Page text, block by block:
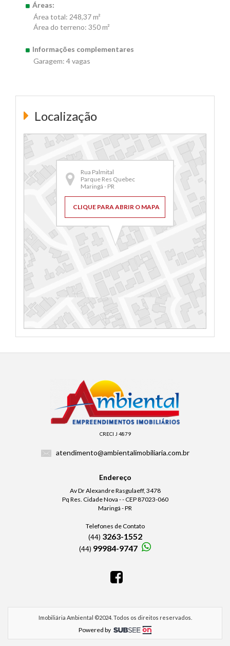
Áreas:
Área total: 248,37 m²
Área do terreno: 350 m²
Informações complementares
Garagem: 4 vagas
Localização
Rua Palmital
Parque Res Quebec
Maringá - PR
CLIQUE PARA ABRIR O MAPA
CRECI J 4879
atendimento@ambientalimobiliaria.com.br
Endereço
Av Dr Alexandre Rasgulaeff, 3478
Pq Res. Cidade Nova - - CEP 87023-060
Maringá - PR
Telefones de Contato
(44) 3263-1552
(44) 99984-9747
Imobiliária Ambiental ©2024. Todos os direitos reservados.
Powered by